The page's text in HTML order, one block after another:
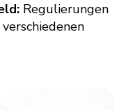
Regulierungen